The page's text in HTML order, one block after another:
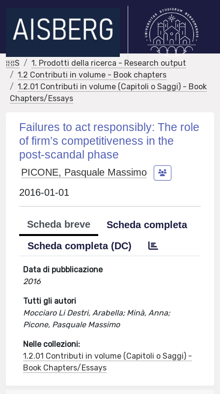
IRIS
1. Prodotti della ricerca - Research output
1.2 Contributi in volume - Book chapters
1.2.01 Contributi in volume (Capitoli o Saggi) - Book
Chapters/Essays
Failures to act responsibly: The role
of firm’s competitiveness in the
post-scandal phase
PICONE, Pasquale Massimo
2016-01-01
Scheda breve
Scheda completa
Scheda completa (DC)
Data di pubblicazione
2016
Tutti gli autori
Mocciaro Li Destri, Arabella; Minà, Anna;
Picone, Pasquale Massimo
Nelle collezioni:
1.2.01 Contributi in volume (Capitoli o Saggi) -
Book Chapters/Essays